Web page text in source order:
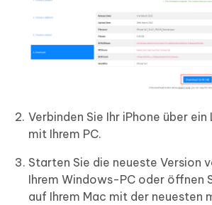
Verbinden Sie Ihr iPhone über
mit Ihrem PC.
Starten Sie die neueste Version
Ihrem Windows-PC oder öffnen
auf Ihrem Mac mit der neuesten